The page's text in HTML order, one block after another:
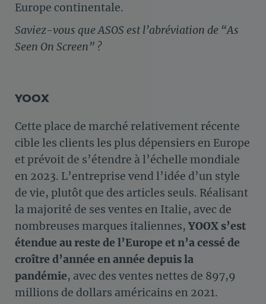
Europe continentale.
Saviez-vous que ASOS est l’abréviation de “As
Seen On Screen” ?
YOOX
Cette place de marché relativement récente
cible les clients les plus dépensiers en Europe
et prévoit de s’étendre à l’échelle mondiale
en 2023. L’entreprise vend l’idée d’un style
de vie, plutôt que des articles seuls. Réalisant
la majorité de ses ventes en Italie, avec de
nombreuses marques italiennes,YOOX s’est
étendue au reste de l’Europe et n’a cessé de
croître d’année en année depuis la
pandémie, avec des ventes nettes de 897,9
millions de dollars américains en 2021.